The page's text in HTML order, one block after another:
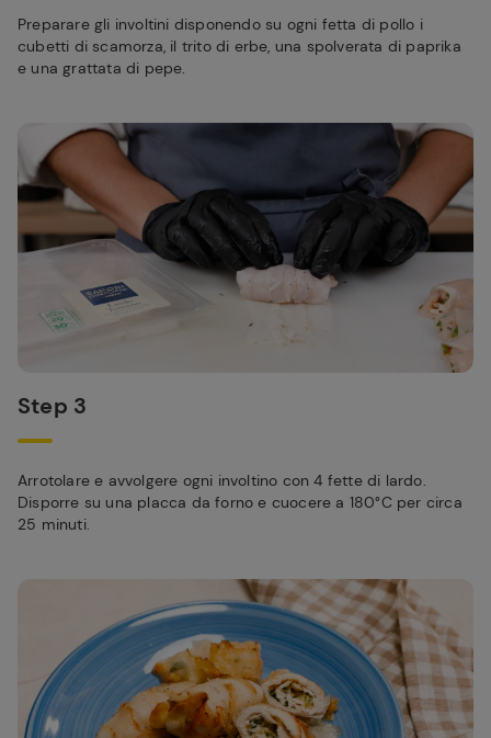
Preparare gli involtini disponendo su ogni fetta di pollo i
cubetti di scamorza, il trito di erbe, una spolverata di paprika
e una grattata di pepe.
Step 3
Arrotolare e avvolgere ogni involtino con 4 fette di lardo.
Disporre su una placca da forno e cuocere a 180°C per circa
25 minuti.